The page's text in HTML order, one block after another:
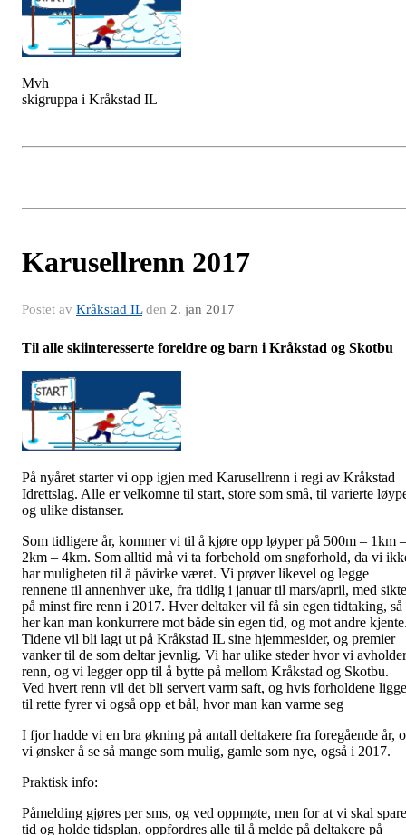
Mvh
skigruppa i Kråkstad IL
Karusellrenn 2017
Postet av Kråkstad ILden 2. jan 2017
Til alle skiinteresserte foreldre og barn i Kråkstad og Skotbu
På nyåret starter vi opp igjen med Karusellrenn i regi av Kråkstad
Idrettslag. Alle er velkomne til start, store som små, til varierte
og ulike distanser.
Som tidligere år, kommer vi til å kjøre opp løyper på 500m – 1km –
2km – 4km. Som alltid må vi ta forbehold om snøforhold, da vi
har muligheten til å påvirke været. Vi prøver likevel og legge
rennene til annenhver uke, fra tidlig i januar til mars/april, med sikte
på minst fire renn i 2017. Hver deltaker vil få sin egen tidtaking, så
her kan man konkurrere mot både sin egen tid, og mot andre
Tidene vil bli lagt ut på Kråkstad IL sine hjemmesider, og premier
vanker til de som deltar jevnlig. Vi har ulike steder hvor vi avholder
renn, og vi legger opp til å bytte på mellom Kråkstad og Skotbu.
Ved hvert renn vil det bli servert varm saft, og hvis forholdene
til rette fyrer vi også opp et bål, hvor man kan varme seg
I fjor hadde vi en bra økning på antall deltakere fra foregående år,
vi ønsker å se så mange som mulig, gamle som nye, også i 2017.
Praktisk info:
Påmelding gjøres per sms, og ved oppmøte, men for at vi skal spare
tid og holde tidsplan, oppfordres alle til å melde på deltakere på